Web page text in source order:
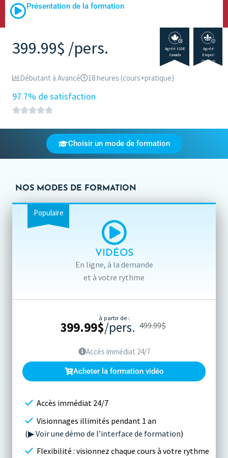
Présentation de la formation
Agréé ISDE
Canada
Agréé
Empoi-
Québec
399.99$ /pers.
Débutant à Avancé 18 heures (cours+pratique)
97.7% de satisfaction
Choisir un mode de formation
NOS MODES DE FORMATION
Populaire
VIDÉOS
En ligne, à la demande
et à votre rythme
à partir de :
499.99$
399.99$/pers.
Accès immédiat 24/7
Acheter la formation vidéo
Accès immédiat 24/7
Visionnages illimités pendant 1 an
(▶ Voir une démo de l’interface de formation)
Flexibilité : visionnez chaque cours à votre rythme